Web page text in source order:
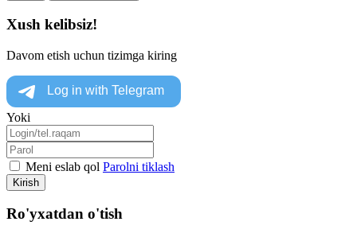
Xush kelibsiz!
Davom etish uchun tizimga kiring
Yoki
Meni eslab qol Parolni tiklash
Kirish
Ro'yxatdan o'tish